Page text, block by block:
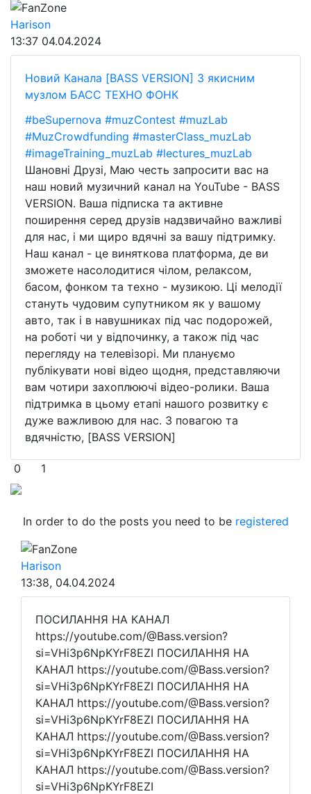
FanZone
Harison
13:37 04.04.2024
Новий Канала [BASS VERSION] З якисним
музлом БАСС ТЕХНО ФОНК
#beSupernova #muzContest #muzLab
#MuzCrowdfunding #masterClass_muzLab
#imageTraining_muzLab #lectures_muzLab
Шановні Друзі, Маю честь запросити вас на
наш новий музичний канал на YouTube - BASS
VERSION. Ваша підписка та активне
поширення серед друзів надзвичайно важливі
для нас, і ми щиро вдячні за вашу підтримку.
Наш канал - це виняткова платформа, де ви
зможете насолодитися чілом, релаксом,
басом, фонком та техно - музикою. Ці мелодії
стануть чудовим супутником як у вашому
авто, так і в навушниках під час подорожей,
на роботі чи у відпочинку, а також під час
перегляду на телевізорі. Ми плануємо
публікувати нові відео щодня, представляючи
вам чотири захоплюючі відео-ролики. Ваша
підтримка в цьому етапі нашого розвитку є
дуже важливою для нас. З повагою та
вдячністю, [BASS VERSION]
0 1
In order to do the posts you need to be registered
FanZone
Harison
13:38, 04.04.2024
ПОСИЛАННЯ НА КАНАЛ
https://youtube.com/@Bass.version?
si=VHi3p6NpKYrF8EZI ПОСИЛАННЯ НА
КАНАЛ https://youtube.com/@Bass.version?
si=VHi3p6NpKYrF8EZI ПОСИЛАННЯ НА
КАНАЛ https://youtube.com/@Bass.version?
si=VHi3p6NpKYrF8EZI ПОСИЛАННЯ НА
КАНАЛ https://youtube.com/@Bass.version?
si=VHi3p6NpKYrF8EZI ПОСИЛАННЯ НА
КАНАЛ https://youtube.com/@Bass.version?
si=VHi3p6NpKYrF8EZI